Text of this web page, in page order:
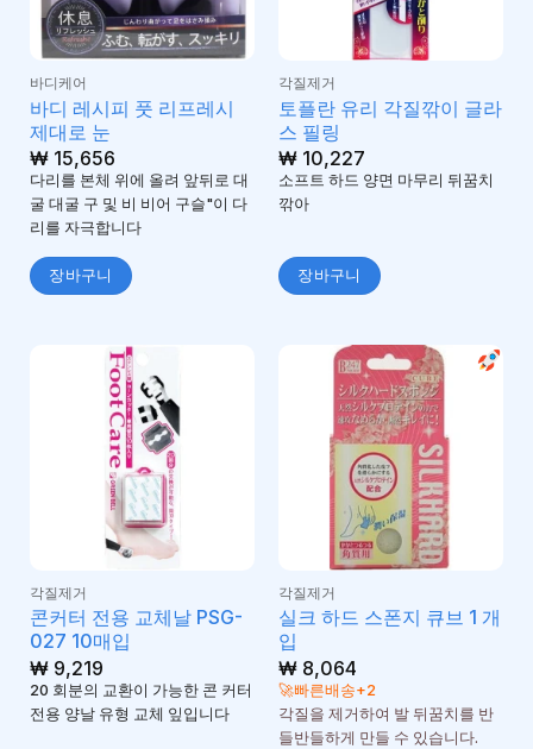
바디케어
바디 레시피 풋 리프레시
제대로 눈
₩15,656
다리를 본체 위에 올려 앞뒤로 대
굴 대굴 구 및 비 비어 구슬"이 다
리를 자극합니다
장바구니
각질제거
토플란 유리 각질깎이 글라
스 필링
₩10,227
소프트 하드 양면 마무리 뒤꿈치
깎아
장바구니
각질제거
콘커터 전용 교체날 PSG-
027 10매입
₩9,219
20 회분의 교환이 가능한 콘 커터
전용 양날 유형 교체 잎입니다
각질제거
실크 하드 스폰지 큐브 1 개
입
₩8,064
🚀빠른배송+2
각질을 제거하여 발 뒤꿈치를 반
들반들하게 만들 수 있습니다.